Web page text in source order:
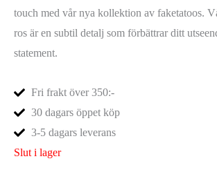
touch med vår nya kollektion av faketatoos.
ros är en subtil detalj som förbättrar ditt
statement.
Fri frakt över 350:-
30 dagars öppet köp
3-5 dagars leverans
Slut i lager